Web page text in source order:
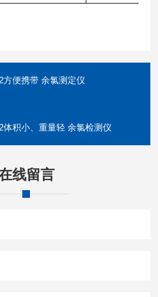
方便携带 余氯测定仪
体积小、重量轻 余氯检测仪
线留言